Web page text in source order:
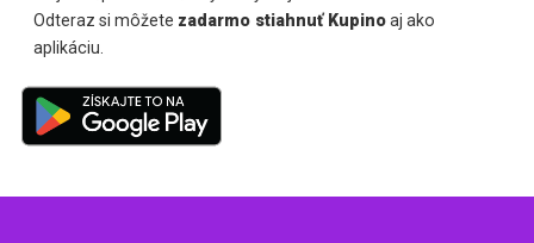
Odteraz si môžete zadarmo stiahnuť Kupinoaj ako
aplikáciu.